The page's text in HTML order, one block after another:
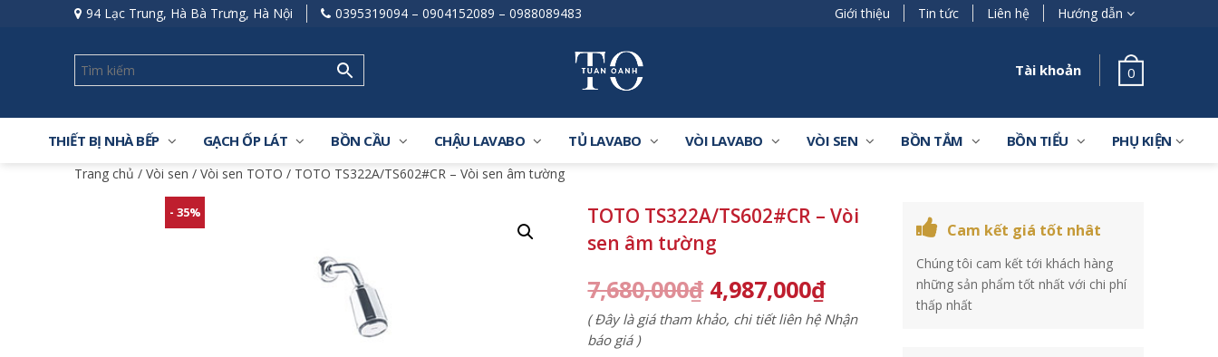
94 Lạc Trung, Hà Bà Trưng, Hà Nội 0395319094 – 0904152089 – 0988089483 Giới thiệu Tin tức Liên hệ Hướng dẫn
Tài khoản 0
THIẾT BỊ NHÀ BẾP GẠCH ỐP LÁT BỒN CẦU CHẬU LAVABO TỦ LAVABO VÒI LAVABO VÒI SEN BỒN TẮM BỒN TIỂU PHỤ KIỆN
Trang chủ / Vòi sen / Vòi sen TOTO / TOTO TS322A/TS602#CR – Vòi sen âm tường
- 35%
TOTO TS322A/TS602#CR – Vòi
sen âm tường
7,680,000₫ 4,987,000₫
( Đây là giá tham khảo, chi tiết liên hệ Nhận
báo giá )
Cam kết giá tốt nhât
Chúng tôi cam kết tới khách hàng
những sản phẩm tốt nhất với chi phí
thấp nhất